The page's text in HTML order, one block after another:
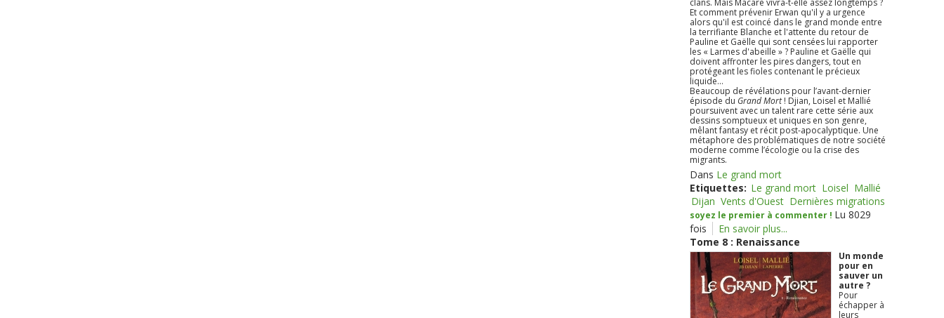
clans. Mais Macare vivra-t-elle assez longtemps ?
Et comment prévenir Erwan qu'il y a urgence
alors qu'il est coincé dans le grand monde entre
la terrifiante Blanche et l'attente du retour de
Pauline et Gaëlle qui sont censées lui rapporter
les « Larmes d'abeille » ? Pauline et Gaëlle qui
doivent affronter les pires dangers, tout en
protégeant les fioles contenant le précieux
liquide...
Beaucoup de révélations pour l’avant-dernier
épisode du Grand Mort! Djian, Loisel et Mallié
poursuivent avec un talent rare cette série aux
dessins somptueux et uniques en son genre,
mêlant fantasy et récit post-apocalyptique. Une
métaphore des problématiques de notre société
moderne comme l’écologie ou la crise des
migrants.
Dans Le grand mort
Etiquettes: Le grand mort Loisel Mallié
Dijan Vents d'Ouest Dernières migrations
soyez le premier à commenter ! Lu 8029
fois
En savoir plus...
Tome 8 : Renaissance
Un monde
pour en
sauver un
autre ?
Pour
échapper à
leurs